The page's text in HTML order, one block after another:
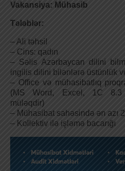
Vakansiya: Mühasib
Tələblər:
– Ali təhsil
– Cins: qadın
– Səlis Azərbaycan dilini
ingilis dilini bilənlərə üstünlük
– Office və mühasibatlıq
(MS Word, Excel, 1C 8.3
müləqdir)
– Mühasibat sahəsində ən azı
– Kollektiv ilə işləmə bacarığı